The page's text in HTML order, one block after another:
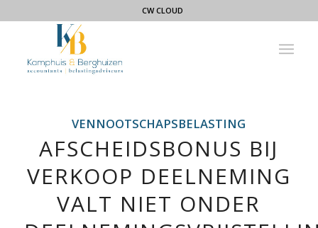
CW CLOUD
VENNOOTSCHAPSBELASTING
AFSCHEIDSBONUS BIJ
VERKOOP DEELNEMING
VALT NIET ONDER